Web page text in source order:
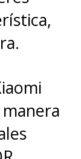
3D
y que
el
través